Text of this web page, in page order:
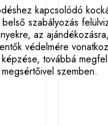
kapcsolódó
szabályozás
az
védelmére
továbbá
szemben.